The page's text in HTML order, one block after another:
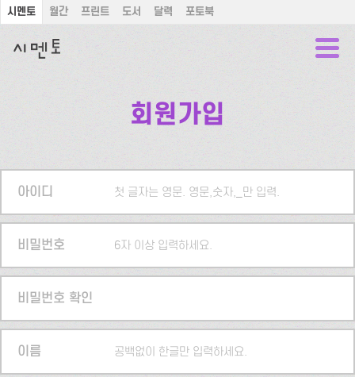
시멘토 월간 프린트 도서 달력 포토북
회원가입
아이디 첫 글자는 영문. 영문,숫자,_만 입력.
비밀번호 6자 이상 입력하세요.
비밀번호 확인
이름 공백없이 한글만 입력하세요.